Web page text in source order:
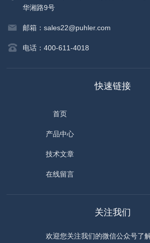
华湘路9号
邮箱：sales22@puhler.com
电话：400-611-4018
快速链接
首页
产品中心
技术文章
在线留言
关注我们
欢迎您关注我们的微信公众号了